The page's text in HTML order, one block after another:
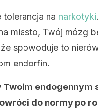
tolerancja na narkotyki
miasto, Twój mózg
spowoduje to
endorfin.
Twoim endogennym
do normy po